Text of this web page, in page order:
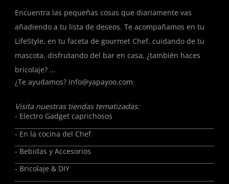
Encuentra las pequeñas cosas que diariamente vas
añadiendo a tu lista de deseos. Te acompañamos en tu
LifeStyle, en tu faceta de gourmet Chef, cuidando de tu
mascota, disfrutando del bar en casa, ¿también haces
bricolaje? ...
¿Te ayudamos? info@yapayoo.com
Visita nuestras tiendas tematizadas:
- Electro Gadget caprichosos
- En la cocina del Chef
- Bebidas y Accesorios
- Bricolaje & DIY